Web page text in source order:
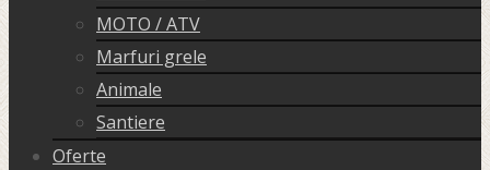
MOTO / ATV
Marfuri grele
Animale
Santiere
Oferte